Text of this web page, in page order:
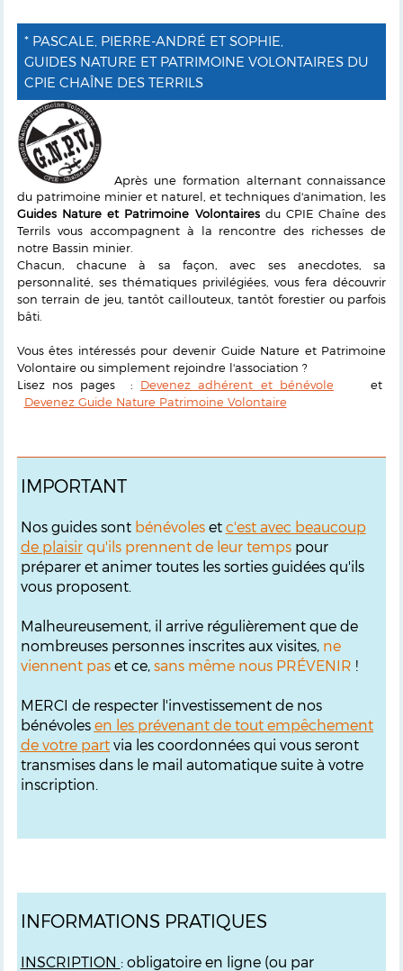
* PASCALE, PIERRE-ANDRÉ ET SOPHIE,
GUIDES NATURE ET PATRIMOINE VOLONTAIRES DU
CPIE CHAÎNE DES TERRILS
Après une formation alternant connaissance
du patrimoine minier et naturel, et techniques d'animation, les
Guides Nature et Patrimoine Volontairesdu CPIE Chaîne des
Terrils vous accompagnent à la rencontre des richesses de
notre Bassin minier.
Chacun, chacune à sa façon, avec ses anecdotes, sa
personnalité, ses thématiques privilégiées, vous fera découvrir
son terrain de jeu, tantôt caillouteux, tantôt forestier ou parfois
bâti.
Vous êtes intéressés pour devenir Guide Nature et Patrimoine
Volontaire ou simplement rejoindre l'association ?
Lisez nos pages : Devenez adhérent et bénévole et
Devenez Guide Nature Patrimoine Volontaire
IMPORTANT
Nos guides sont bénévoleset c'est avec beaucoup
de plaisirqu'ils prennent de leur tempspour
préparer et animer toutes les sorties guidées qu'ils
vous proposent.
Malheureusement, il arrive régulièrement que de
nombreuses personnes inscrites aux visites, ne
viennent paset ce, sans même nous PRÉVENIR !
MERCI de respecter l'investissement de nos
bénévoles en les prévenant de tout empêchement
de votre partvia les coordonnées qui vous seront
transmises dans le mail automatique suite à votre
inscription.
INFORMATIONS PRATIQUES
INSCRIPTION : obligatoire en ligne (ou par